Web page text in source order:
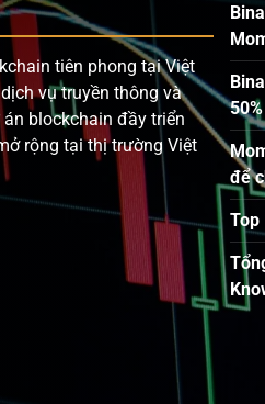
tiên phong tại Việt
vụ truyền thông và
blockchain đầy triển
rộng tại thị trường Việt
để
Top